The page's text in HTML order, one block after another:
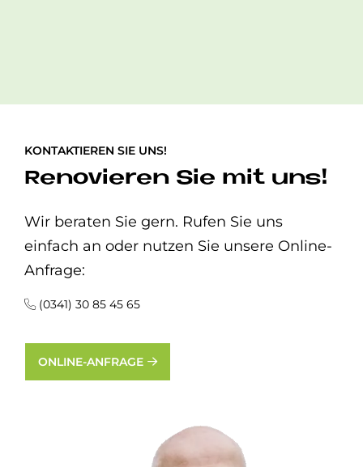
KONTAKTIEREN SIE UNS!
Renovieren Sie mit uns!
Wir beraten Sie gern. Rufen Sie uns
einfach an oder nutzen Sie unsere Online-
Anfrage:
(0341) 30 85 45 65
ONLINE-ANFRAGE